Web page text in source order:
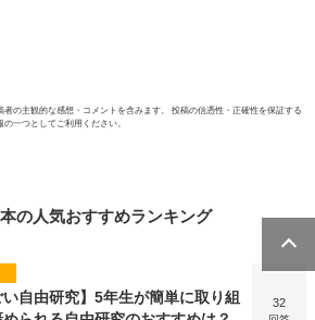
者の主観的な感想・コメントを含みます。 投稿の信憑性・正確性を保証する
一つとしてご利用ください。
の人気おすすめランキング
い自由研究】5年生が簡単に取り組
32